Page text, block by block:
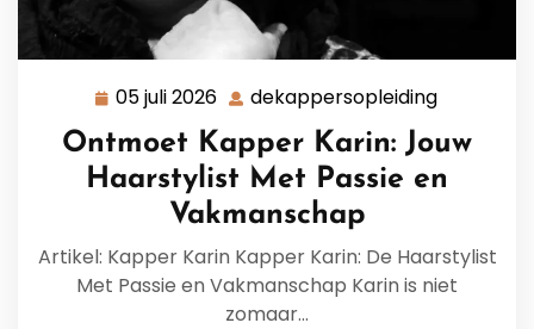
05 juli 2026 05
juli
2026
dekappersopleiding
Ontmoet Kapper Karin: Jouw
Haarstylist Met Passie en
Vakmanschap
Artikel: Kapper Karin Kapper Karin: De Haarstylist
Met Passie en Vakmanschap Karin is niet
zomaar…